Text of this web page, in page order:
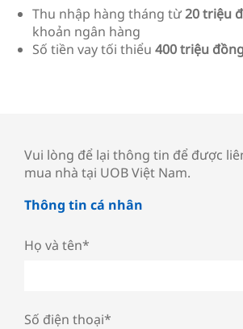
Thu nhập hàng tháng từ20 triệu
khoản ngân hàng
Số tiền vay tối thiểu 400 triệu đồng
Vui lòng để lại thông tin để được
mua nhà tại UOB Việt Nam.
Thông tin cá nhân
Họ và tên*
Số điện thoại*